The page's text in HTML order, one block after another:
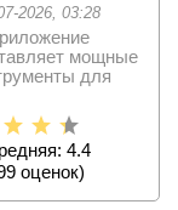
2026, 03:28
мощные
для
в
4.4
оценок)